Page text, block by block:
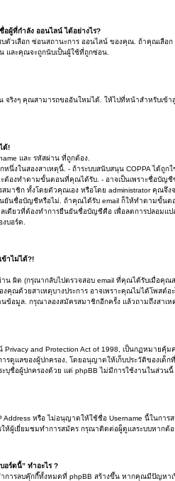
ผู้ที่กำลัง ออนไลน์ ได้อย่างไร?
วเลือก ซ่อนสถานะการ ออนไลน์ ของคุณ. ถ้าคุณเลือ
และคุณจะถูกนับเป็นผู้ใช้ที่ถูกซ่อน.
จริงๆ คุณสามารถขออันใหม่ได้. ให้ไปที่หน้าสำหรับเข้
ด้!
และ รหัสผ่าน ที่ถูกต้อง.
นึ่งในสองสาเหตุนี้. - ถ้าระบบสนับสนุน COPPA ได้ถู
องทำตามขั้นตอนที่คุณได้รับ. - อาจเป็นเพราะชื่อบัญชี
าชิก ทั้งโดยตัวคุณเอง หรือโดย administrator คุณจึง
นยันชื่อบัญชีหรือไม่. ถ้าคุณได้รับ email ก็ให้ทำตามขั้น
เดียวที่ต้องทำการยืนยันชื่อบัญชีคือ เพื่อลดการปลอมแ
บอร์ด.
ข้าไม่ได้?!
น ผิด (กรุณากลับไปตรวจสอบ email ที่คุณได้รับเมื่อคุณ
คุณด้วยสาเหตุบางประการ อาจเพราะคุณไม่ได้โพสต์อ
นข้อมูล. กรุณาลองสมัครสมาชิกอีกครั้ง แล้วถามถึงสาเห
Privacy and Protection Act of 1998, เป็นกฏหมายคุ้
ารดูแลของผู้ปกครอง, โดยอนุญาตให้เก็บประวัติของเด็
ะบุชื่อผู้ปกครองด้วย แต่ phpBB ไม่มีการใช้งานในส่วนนี้
หรือ ไม่อนุญาตให้ใช้ชื่อ Username นี้ในการ
ให้ผู้เยี่ยมชมทำการสมัคร กรุณาติดต่อผู็ดูแลระบบหากต้
ร์ดนี้” ทำอะไร ?
การลบคุ๊กกี๊ทั้งหมดที่ phpBB สร้างขึ้น หากคุณมีปัญหาเรื่